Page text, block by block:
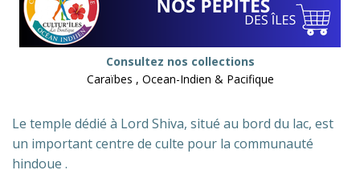
Consultez nos collections
Caraïbes , Ocean-Indien & Pacifique
Le temple dédié à Lord Shiva, situé au bord du lac, est
un important centre de culte pour la communauté
hindoue .